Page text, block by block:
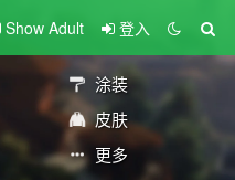
Show Adult 登入
涂装
皮肤
更多